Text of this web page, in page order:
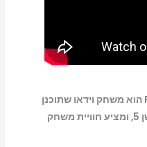
פלטפורמת משחקים: Roadcraft הוא משחק וידאו שתוכנן
במיוחד עבור קונסולת הפלייסטיישן 5, ומציע חוויית משחק